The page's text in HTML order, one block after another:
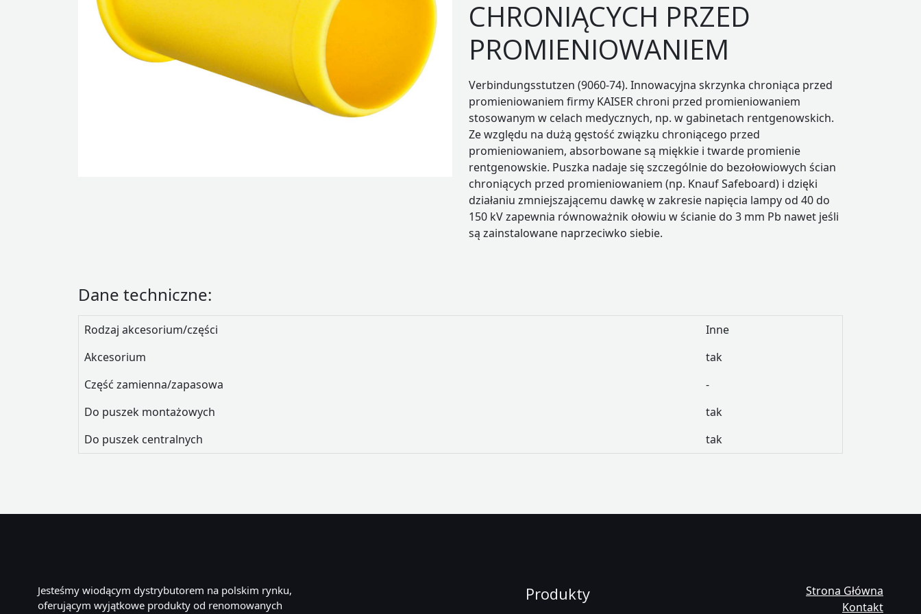
CHRONIĄCYCH PRZED
PROMIENIOWANIEM
Verbindungsstutzen (9060-74). Innowacyjna skrzynka chroniąca przed
promieniowaniem firmy KAISER chroni przed promieniowaniem
stosowanym w celach medycznych, np. w gabinetach rentgenowskich.
Ze względu na dużą gęstość związku chroniącego przed
promieniowaniem, absorbowane są miękkie i twarde promienie
rentgenowskie. Puszka nadaje się szczególnie do bezołowiowych ścian
chroniących przed promieniowaniem (np. Knauf Safeboard) i dzięki
działaniu zmniejszającemu dawkę w zakresie napięcia lampy od 40 do
150 kV zapewnia równoważnik ołowiu w ścianie do 3 mm Pb nawet jeśli
są zainstalowane naprzeciwko siebie.
Dane techniczne:
Rodzaj akcesorium/części
Inne
Akcesorium
tak
Część zamienna/zapasowa
-
Do puszek montażowych
tak
Do puszek centralnych
tak
Jesteśmy wiodącym dystrybutorem na polskim rynku,
oferującym wyjątkowe produkty od renomowanych
Produkty
Strona Główna
Kontakt